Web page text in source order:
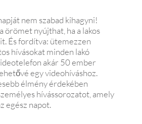
nem szabad kihagyni!
örömet nyújthat, ha a lakos
És fordítva: ütemezzen
hívásokat minden lakó
akár 50 ember
egy videohíváshoz.
élmény érdekében
hívássorozatot, amely
egész napot.